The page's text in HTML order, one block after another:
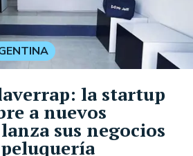
la startup
a nuevos
sus negocios